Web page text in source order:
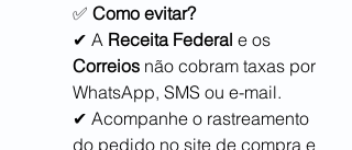
✅ Como evitar?
✔ A Receita Federal e os
Correios não cobram taxas por
WhatsApp, SMS ou e-mail.
✔ Acompanhe o rastreamento
do pedido no site de compra e